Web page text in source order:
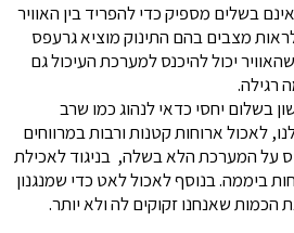
בשלים מספיק כדי להפריד בין האוויר
מצבים בהם התינוק מוציא גרעפס
יכול להיכנס למערכת העיכול גם
רגילה.
בשלום יחסי כדאי לנהוג כמו שרב
לאכול ארוחות קטנות ורבות במרווחים
על המערכת הלא בשלה, בניגוד לאכילת
ביממה. בנוסף לאכול לאט כדי שמנגנון
הכמות שאנחנו זקוקים לה ולא יותר.